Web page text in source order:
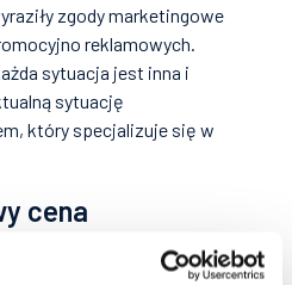
zgody marketingowe
reklamowych.
sytuacja jest inna i
sytuację
który specjalizuje się w
cena
stworzyć samodzielnie lub